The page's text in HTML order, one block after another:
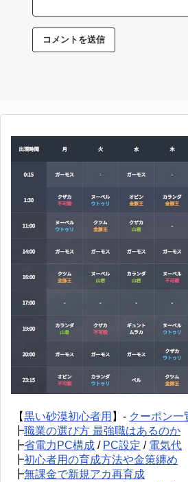
【黒い砂漠初心者用 】- クーポン一
┣職業の選び方 最強職はあるのか
┣省電力PC構成 / PC設定 / 電気代
┣初心者用の育成方法や金策纏め
┣無課金で新規アカ再育成